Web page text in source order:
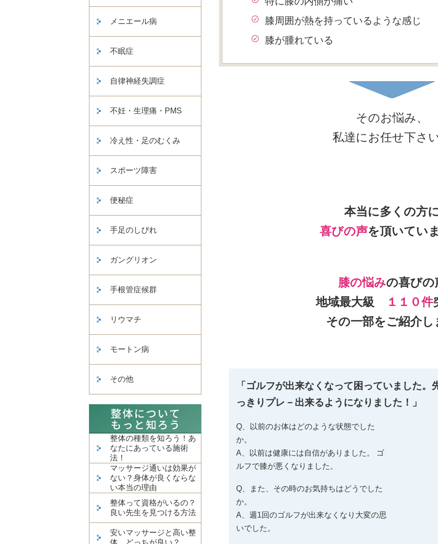
メニエール病
不眠症
自律神経失調症
不妊・生理痛・PMS
冷え性・足のむくみ
スポーツ障害
便秘症
手足のしびれ
ガングリオン
手根管症候群
リウマチ
モートン病
その他
整体の種類を知ろう！あ
なたにあっている施術
法！
マッサージ通いは効果が
ない？身体が良くならな
い本当の理由
整体って資格がいるの？
良い先生を見つける方法
安いマッサージと高い整
体、どっちが良い？
膝周囲が熱を持っているような感じ
膝が腫れている
そのお悩み、
私達にお任せ下さ
本当に多くの方
喜びの声を頂いてい
膝の悩みの喜びの
地域最大級
１１０件
その一部をご紹介し
「ゴルフが出来なくなって困っていました。
っきりプレ－出来るようになりました！」
Q、以前のお体はどのような状態でした
か。
A、以前は健康には自信がありました。 ゴ
ルフで膝が悪くなりました。
Q、また、その時のお気持ちはどうでした
か。
A、週1回のゴルフが出来なくなり大変の思
いでした。